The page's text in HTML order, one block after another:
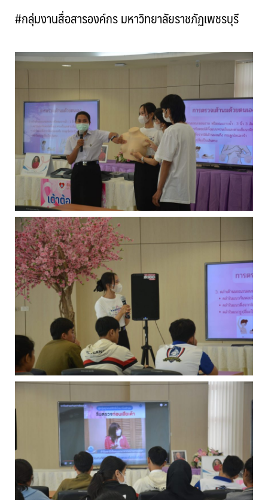
#กลุ่มงานสื่อสารองค์กร มหาวิทยาลัยราชภัฏเพชรบุรี